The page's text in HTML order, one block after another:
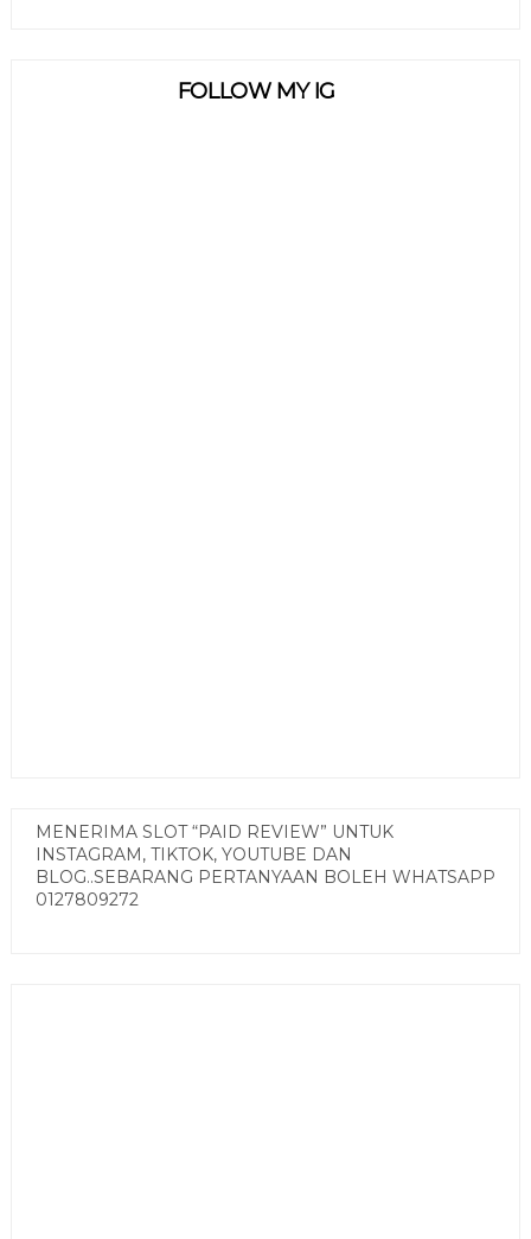
FOLLOW MY IG
MENERIMA SLOT “PAID REVIEW” UNTUK
INSTAGRAM, TIKTOK, YOUTUBE DAN
BLOG..SEBARANG PERTANYAAN BOLEH WHATSAPP
0127809272